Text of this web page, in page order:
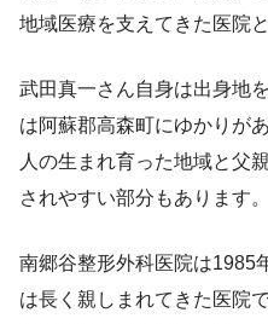
地域医療を支えてきた医院
武田真一さん自身は出身地
は阿蘇郡高森町にゆかりが
人の生まれ育った地域と父
されやすい部分もあります。
南郷谷整形外科医院は1985
は長く親しまれてきた医院